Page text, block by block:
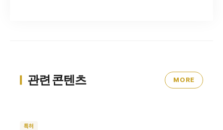
관련 콘텐츠 MORE
특허